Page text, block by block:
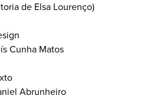
de Elsa Lourenço)
Cunha Matos
Abrunheiro